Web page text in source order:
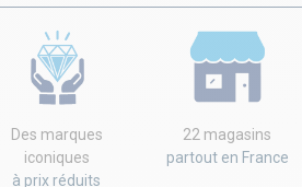
Des marques
iconiques
à prix réduits
22 magasins
partout en France